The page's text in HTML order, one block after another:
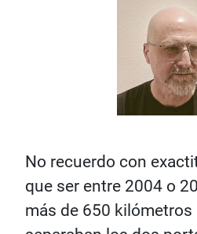
No recuerdo con
que ser entre 2004 o
más de 650 kilómetros